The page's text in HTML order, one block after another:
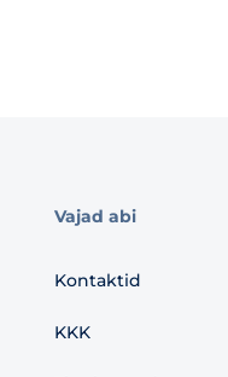
Vajad abi
Kontaktid
KKK